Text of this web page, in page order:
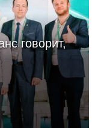
говорит,